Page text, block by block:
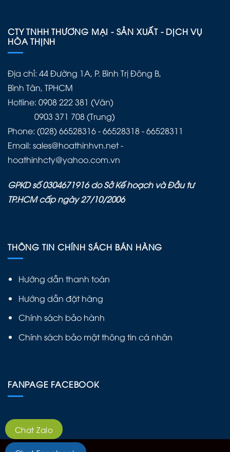
CTY TNHH THƯƠNG MẠI - SẢN XUẤT - DỊCH VỤ
HÒA THỊNH
Địa chỉ: 44 Đường 1A, P. Bình Trị Đông B,
Bình Tân, TPHCM
Hotline: 0908 222 381 (Văn)
0903 371 708 (Trung)
Phone: (028) 66528316 - 66528318 - 66528311
Email: sales@hoathinhvn.net -
hoathinhcty@yahoo.com.vn
GPKD số 0304671916 do Sở Kế hoạch và Đầu tư
TP.HCM cấp ngày 27/10/2006
THÔNG TIN CHÍNH SÁCH BÁN HÀNG
Hướng dẫn thanh toán
Hướng dẫn đặt hàng
Chính sách bảo hành
Chính sách bảo mật thông tin cá nhân
FANPAGE FACEBOOK
Chat Zalo